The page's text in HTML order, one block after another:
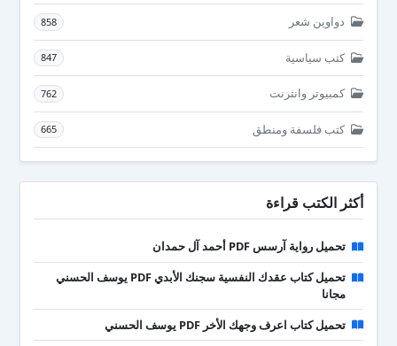
دواوين شعر 858
كتب سياسية 847
كمبيوتر وانترنت 762
كتب فلسفة ومنطق 665
أكثر الكتب قراءة
تحميل رواية آرسس PDF أحمد آل حمدان
تحميل كتاب عقدك النفسية سجنك الأبدي PDF يوسف الحسني
مجانا
تحميل كتاب اعرف وجهك الأخر PDF يوسف الحسني